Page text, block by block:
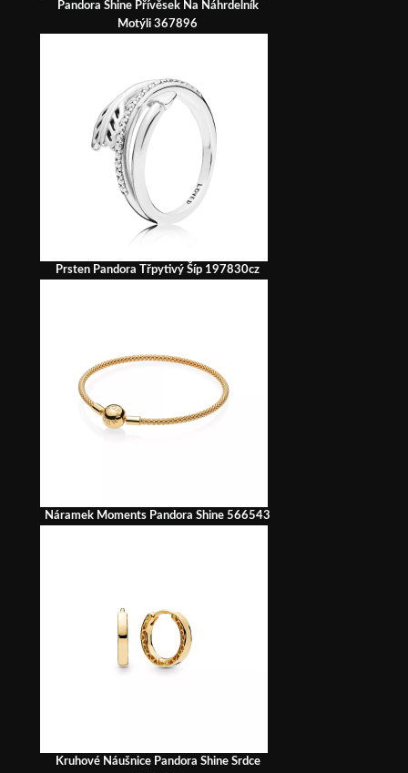
Pandora Shine Přívěsek Na Náhrdelník
Motýli 367896
Prsten Pandora Třpytivý Šíp 197830cz
Náramek Moments Pandora Shine 566543
Kruhové Náušnice Pandora Shine Srdce